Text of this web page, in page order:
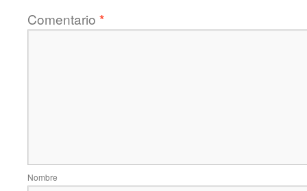
Comentario *
Nombre